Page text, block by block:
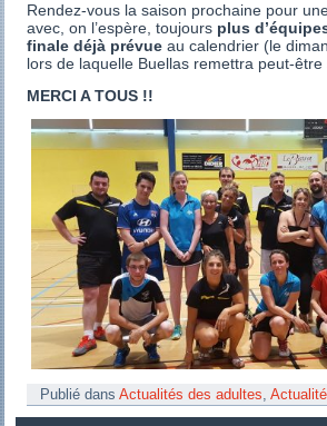
Rendez-vous la saison prochaine pour
avec, on l’espère, toujours plus
finale déjà prévue au calendrier (le
lors de laquelle Buellas remettra peut-être
MERCI A TOUS !!
Publié dans Actualités des adultes ,